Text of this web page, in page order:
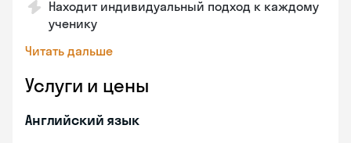
Находит индивидуальный подход к каждому
ученику
Читать дальше
Услуги и цены
Английский язык